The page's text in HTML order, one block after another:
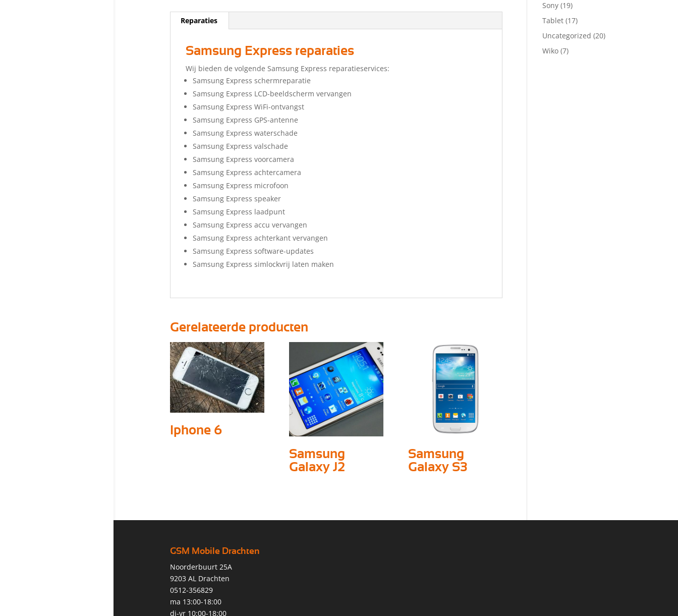
Reparaties
Samsung Express reparaties
Wij bieden de volgende Samsung Express reparatieservices:
Samsung Express schermreparatie
Samsung Express LCD-beeldscherm vervangen
Samsung Express WiFi-ontvangst
Samsung Express GPS-antenne
Samsung Express waterschade
Samsung Express valschade
Samsung Express voorcamera
Samsung Express achtercamera
Samsung Express microfoon
Samsung Express speaker
Samsung Express laadpunt
Samsung Express accu vervangen
Samsung Express achterkant vervangen
Samsung Express software-updates
Samsung Express simlockvrij laten maken
Gerelateerde producten
Iphone 6
Samsung
Galaxy J2
Samsung
Galaxy S3
Sony (19)
Tablet (17)
Uncategorized (20)
Wiko (7)
GSM Mobile Drachten
Noorderbuurt 25A
9203 AL Drachten
0512-356829
ma 13:00-18:00
di-vr 10:00-18:00